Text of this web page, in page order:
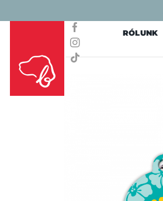
content
RÓLUNK